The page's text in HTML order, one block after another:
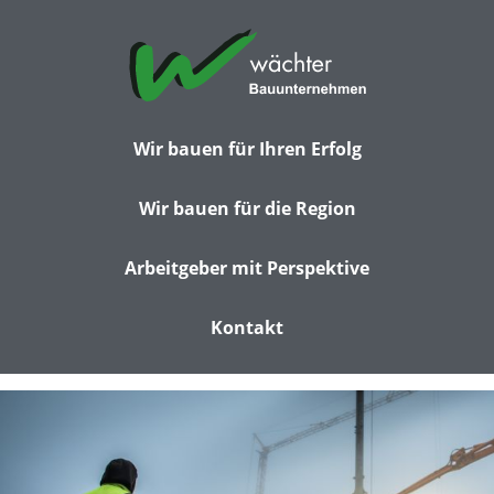
Wir bauen für Ihren Erfolg
Wir bauen für die Region
Arbeitgeber mit Perspektive
Kontakt
IMMER FÜR SIE UNTERWEGS
FÜR SIE EFFEKTIV MIT MODERNER TECHNIK
MODERNSTE BAUBEGLEITUNG